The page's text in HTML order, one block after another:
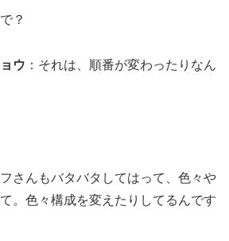
？
ウ ：それは、順番が変わったりなん
フさんもバタバタしてはって、色々や
。色々構成を変えたりしてるんです